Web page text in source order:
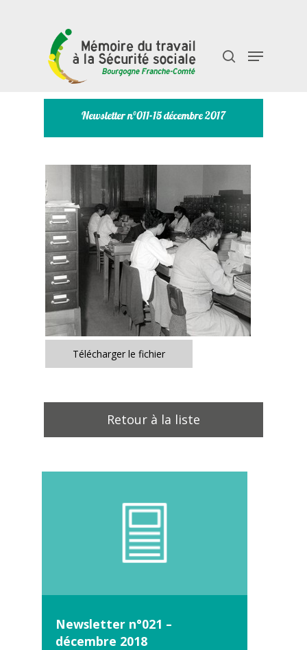
Taper "entrée" pour rechercher ou "échap" pour
fermerNewsletter n°011-15 décembre 2017
Télécharger le fichier
Retour à la liste
Newsletter n°021 –
décembre 2018